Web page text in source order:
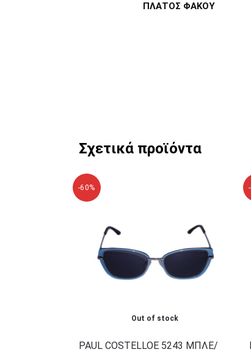
ΠΛΑΤΟΣ ΦΑΚΟΥ
Σχετικά προϊόντα
-60%
Out of stock
PAUL COSTELLOE 5243 ΜΠΛΕ/